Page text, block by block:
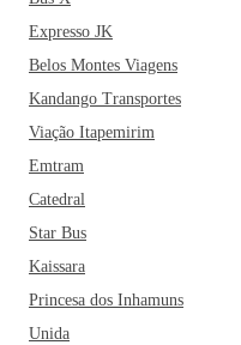
Expresso JK
Belos Montes Viagens
Kandango Transportes
Viação Itapemirim
Emtram
Catedral
Star Bus
Kaissara
Princesa dos Inhamuns
Unida